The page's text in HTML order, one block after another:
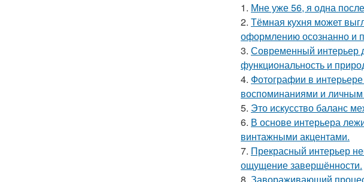
1. Мне уже 56, я одна
2. Тёмная кухня может
оформлению осознанно и
3. Современный интерьер
функциональность и
4. Фотографии в
воспоминаниями и
5. Это искусство баланс
6. В основе интерьера
винтажными акцентами.
7. Прекрасный интерьер
ощущение завершённости.